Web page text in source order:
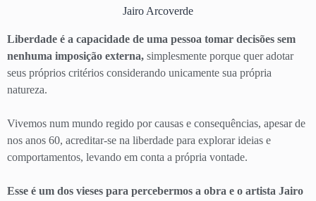
Jairo Arcoverde
Liberdade é a capacidade de uma pessoa tomar decisões sem
nenhuma imposição externa, simplesmente porque quer adotar
seus próprios critérios considerando unicamente sua própria
natureza.
Vivemos num mundo regido por causas e consequências, apesar de
nos anos 60, acreditar-se na liberdade para explorar ideias e
comportamentos, levando em conta a própria vontade.
Esse é um dos vieses para percebermos a obra e o artista Jairo